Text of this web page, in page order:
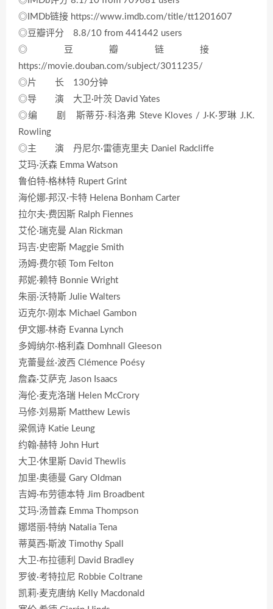
◎IMDb链接 https://www.imdb.com/title/tt1201607
◎豆瓣评分 8.8/10 from 441442 users
◎豆瓣链接
https://movie.douban.com/subject/3011235/
◎片 长 130分钟
◎导 演 大卫·叶茨 David Yates
◎编 剧 斯蒂芬·科洛弗 Steve Kloves / J·K·罗琳 J.K.
Rowling
◎主 演 丹尼尔·雷德克里夫 Daniel Radcliffe
艾玛·沃森 Emma Watson
鲁伯特·格林特 Rupert Grint
海伦娜·邦汉·卡特 Helena Bonham Carter
拉尔夫·费因斯 Ralph Fiennes
艾伦·瑞克曼 Alan Rickman
玛吉·史密斯 Maggie Smith
汤姆·费尔顿 Tom Felton
邦妮·赖特 Bonnie Wright
朱丽·沃特斯 Julie Walters
迈克尔·刚本 Michael Gambon
伊文娜·林奇 Evanna Lynch
多姆纳尔·格利森 Domhnall Gleeson
克蕾曼丝·波西 Clémence Poésy
詹森·艾萨克 Jason Isaacs
海伦·麦克洛瑞 Helen McCrory
马修·刘易斯 Matthew Lewis
梁佩诗 Katie Leung
约翰·赫特 John Hurt
大卫·休里斯 David Thewlis
加里·奥德曼 Gary Oldman
吉姆·布劳德本特 Jim Broadbent
艾玛·汤普森 Emma Thompson
娜塔丽·特纳 Natalia Tena
蒂莫西·斯波 Timothy Spall
大卫·布拉德利 David Bradley
罗彼·考特拉尼 Robbie Coltrane
凯莉·麦克唐纳 Kelly Macdonald